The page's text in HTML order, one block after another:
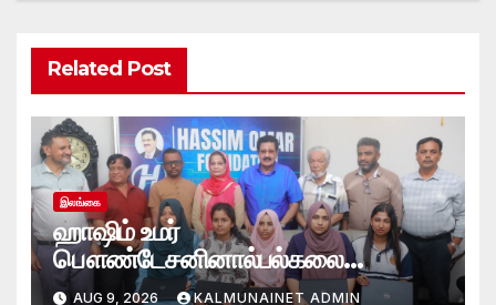
Related Post
இலங்கை
ஹாஷிம் உமர்
பௌண்டேசனினால்பல்கலை
மாணவர்களுக்குமடி கணனி
AUG 9, 2026 KALMUNAINET ADMIN